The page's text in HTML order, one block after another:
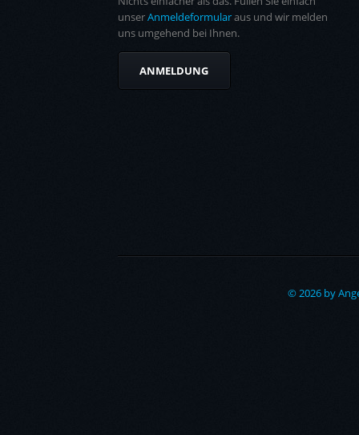
unserAnmeldeformularaus und wir melden
uns umgehend bei Ihnen.
ANMELDUNG
© 2026 by